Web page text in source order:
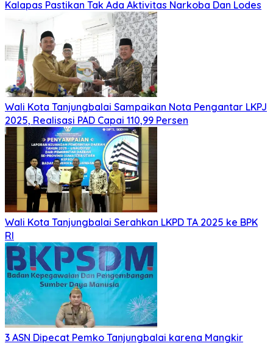
Kalapas Pastikan Tak Ada Aktivitas Narkoba Dan Lodes
Wali Kota Tanjungbalai Sampaikan Nota Pengantar LKPJ
2025, Realisasi PAD Capai 110,99 Persen
Wali Kota Tanjungbalai Serahkan LKPD TA 2025 ke BPK
RI
3 ASN Dipecat Pemko Tanjungbalai karena Mangkir